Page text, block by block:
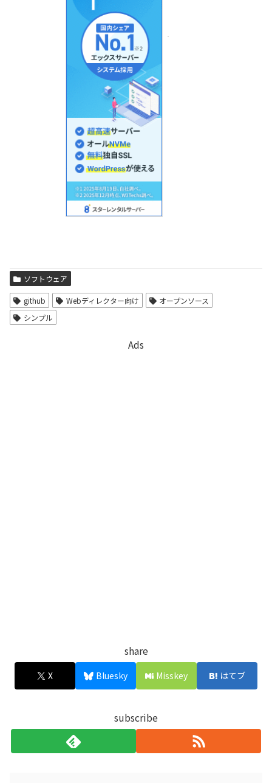
ソフトウェア
github Webディレクター向け
オープンソース
シンプル
Ads
share
X Bluesky Misskey はてブ
subscribe